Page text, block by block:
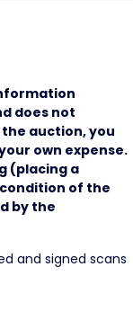
does not
auction, you
own expense.
(placing a
of the
by the
and signed scans